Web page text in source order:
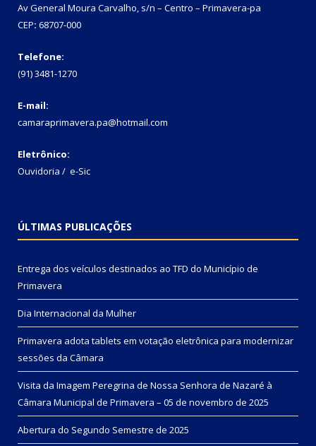
Av General Moura Carvalho, s/n – Centro – Primavera-pa
CEP: 68707-000
Telefone:
(91) 3481-1270
E-mail:
camaraprimavera.pa@hotmail.com
Eletrônico:
Ouvidoria / e-Sic
ÚLTIMAS PUBLICAÇÕES
Entrega dos veículos destinados ao TFD do Município de
Primavera
Dia Internacional da Mulher
Primavera adota tablets em votação eletrônica para modernizar
sessões da Câmara
Visita da Imagem Peregrina de Nossa Senhora de Nazaré à
Câmara Municipal de Primavera – 05 de novembro de 2025
Abertura do Segundo Semestre de 2025